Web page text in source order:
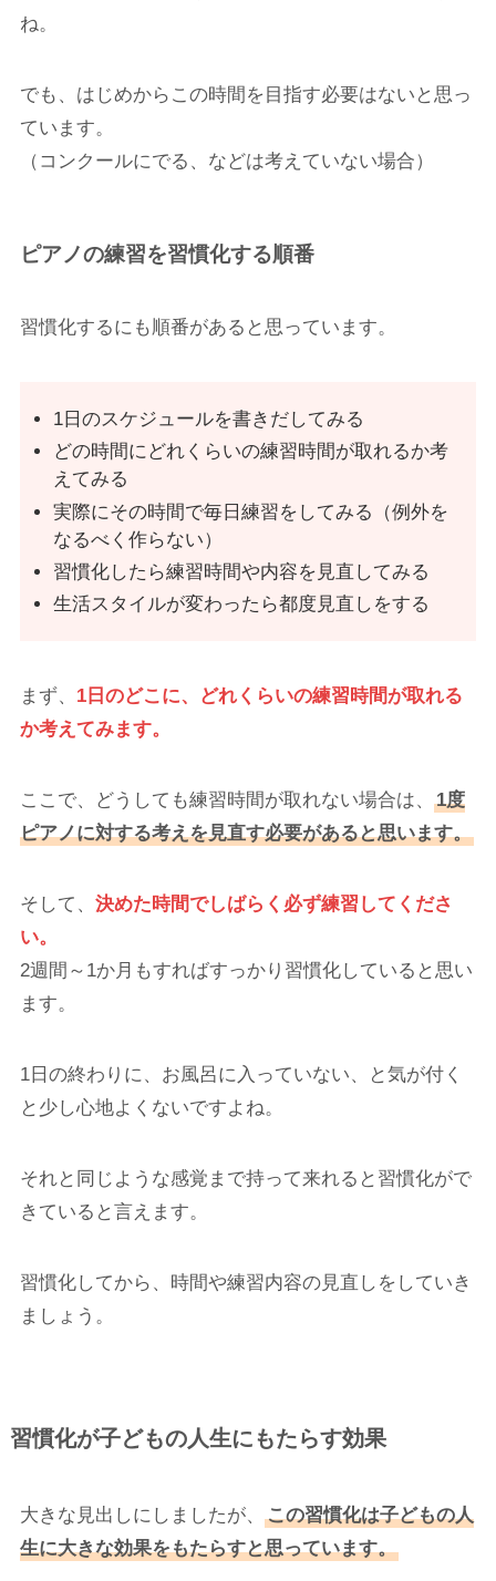
ね。
でも、はじめからこの時間を目指す必要はないと思っ
ています。
（コンクールにでる、などは考えていない場合）
ピアノの練習を習慣化する順番
習慣化するにも順番があると思っています。
1日のスケジュールを書きだしてみる
どの時間にどれくらいの練習時間が取れるか考
えてみる
実際にその時間で毎日練習をしてみる（例外を
なるべく作らない）
習慣化したら練習時間や内容を見直してみる
生活スタイルが変わったら都度見直しをする
まず、 1日のどこに、どれくらいの練習時間が取れる
か考えてみます。
ここで、どうしても練習時間が取れない場合は、
1度
ピアノに対する考えを見直す必要があると思います。
そして、 決めた時間でしばらく必ず練習してくださ
い。
2週間～1か月もすればすっかり習慣化していると思い
ます。
1日の終わりに、お風呂に入っていない、と気が付く
と少し心地よくないですよね。
それと同じような感覚まで持って来れると習慣化がで
きていると言えます。
習慣化してから、時間や練習内容の見直しをしていき
ましょう。
習慣化が子どもの人生にもたらす効果
大きな見出しにしましたが、
この習慣化は子どもの人
生に大きな効果をもたらすと思っています。